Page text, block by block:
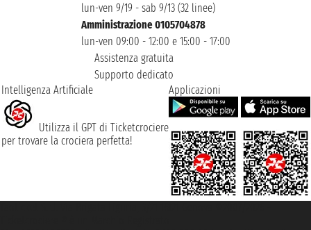
lun-ven 9/19 - sab 9/13 (32 linee)
Amministrazione 0105704878
lun-ven 09:00 - 12:00 e 15:00 - 17:00
Assistenza gratuita
Supporto dedicato
Intelligenza Artificiale
Utilizza il GPT di Ticketcrociere
per trovare la crociera perfetta!
Applicazioni